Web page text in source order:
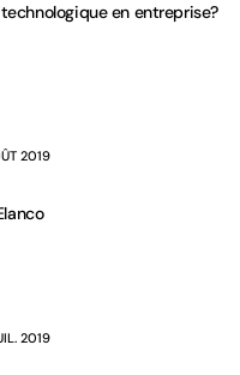
en entreprise?
2019
2019